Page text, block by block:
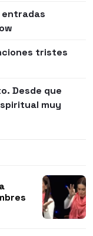
entradas
tristes
Desde que
muy